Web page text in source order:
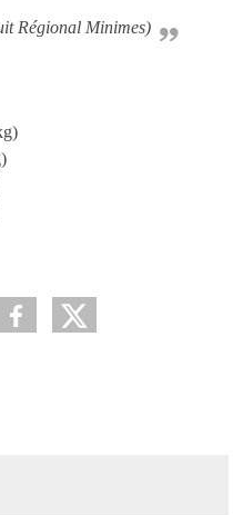
Régional Minimes)